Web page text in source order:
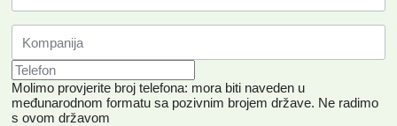
Molimo provjerite broj telefona: mora biti naveden u
međunarodnom formatu sa pozivnim brojem države. Ne radimo
s ovom državom